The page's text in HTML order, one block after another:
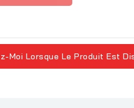
Moi Lorsque Le Produit Est